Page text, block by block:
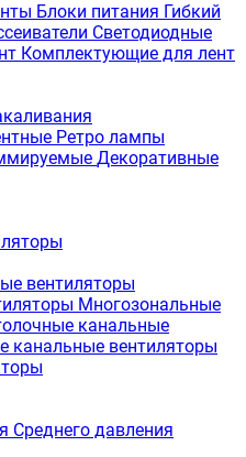
Блоки питания Гибкий
Светодиодные
Комплектующие для лент
Ретро лампы
Декоративные
вентиляторы
Многозональные
канальные
канальные вентиляторы
Среднего давления